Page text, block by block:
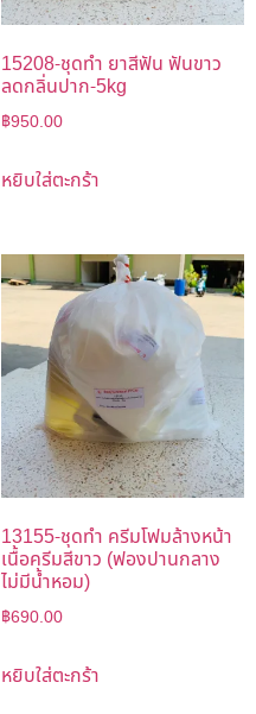
15208-ชุดทำ ยาสีฟัน ฟันขาว
ลดกลิ่นปาก-5kg
฿950.00
หยิบใส่ตะกร้า
13155-ชุดทำ ครีมโฟมล้างหน้า
เนื้อครีมสีขาว (ฟองปานกลาง
ไม่มีน้ำหอม)
฿690.00
หยิบใส่ตะกร้า